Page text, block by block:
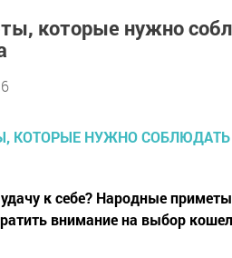
которые нужно
к себе? Народные
внимание на выбор